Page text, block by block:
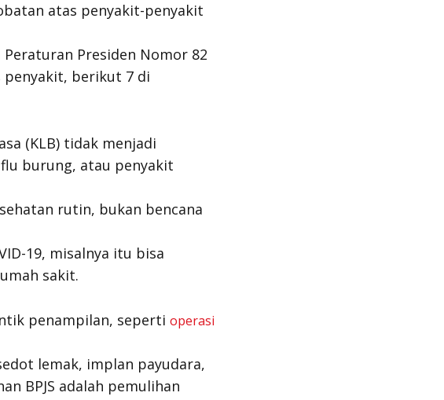
atas penyakit-penyakit
Presiden Nomor 82
penyakit, berikut 7 di
(KLB) tidak menjadi
burung, atau penyakit
rutin, bukan bencana
19, misalnya itu bisa
sakit.
penampilan, seperti operasi
lemak, implan payudara,
BPJS adalah pemulihan